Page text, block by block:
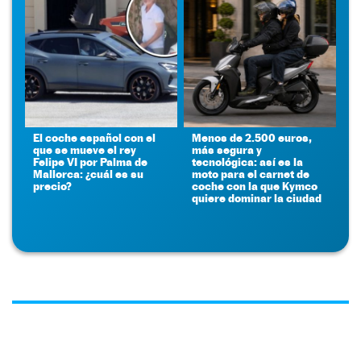
El coche español con el
que se mueve el rey
Felipe VI por Palma de
Mallorca: ¿cuál es su
precio?
Menos de 2.500 euros,
más segura y
tecnológica: así es la
moto para el carnet de
coche con la que Kymco
quiere dominar la ciudad